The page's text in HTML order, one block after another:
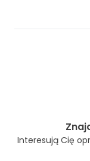
Interesują Cię